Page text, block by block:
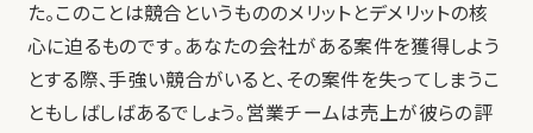
た。このことは競合というもののメリットとデメリットの核
心に迫るものです。あなたの会社がある案件を獲得しよう
とする際、手強い競合がいると、その案件を失ってしまうこ
ともしばしばあるでしょう。営業チームは売上が彼らの評